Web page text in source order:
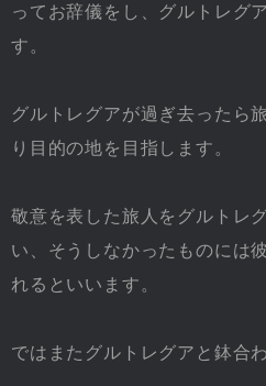
ってお辞儀をし、グルトレグ
す。
グルトレグアが過ぎ去ったら
り目的の地を目指します。
敬意を表した旅人をグルトレ
い、そうしなかったものには
れるといいます。
ではまたグルトレグアと鉢合